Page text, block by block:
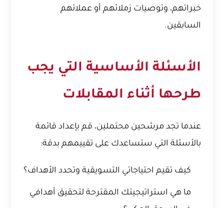
خبراتهم، وتوصيات زملائهم أو عملائهم
السابقين.
الأسئلة الأساسية التي يجب
طرحها أثناء المقابلات
عندما تجد مرشحين محتملين، قم بإعداد قائمة
بالأسئلة التي ستساعدك على تقييمهم بدقة:
كيف تقيم احتياجاتي التسويقية وتحدد الأهداف؟
ما هي استراتيجيتك المقترحة لتحقيق أهدافي